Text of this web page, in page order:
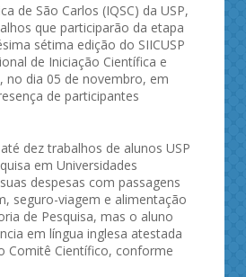
de São Carlos (IQSC) da USP,
que participarão da etapa
sétima edição do SIICUSP
de Iniciação Científica e
no dia 05 de novembro, em
de participantes
dez trabalhos de alunos USP
em Universidades
despesas com passagens
seguro-viagem e alimentação
de Pesquisa, mas o aluno
em língua inglesa atestada
Comitê Científico, conforme